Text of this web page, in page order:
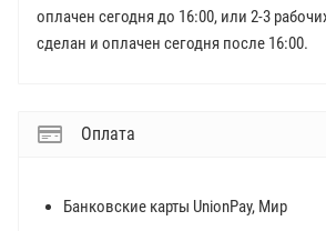
оплачен сегодня до 16:00, или 2-3
сделан и оплачен сегодня после 16:00.
Оплата
Банковские карты UnionPay, Мир